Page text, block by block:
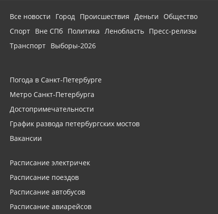
Все новости Город Происшествия Деньги
Общество
Спорт Вне СПб Политика Ленобласть Пресс-релизы
Транспорт Выборы-2026
Погода в Санкт-Петербурге
Метро Санкт-Петербурга
Достопримечательности
График развода петербургских мостов
Вакансии
Расписание электричек
Расписание поездов
Расписание автобусов
Расписание авиарейсов